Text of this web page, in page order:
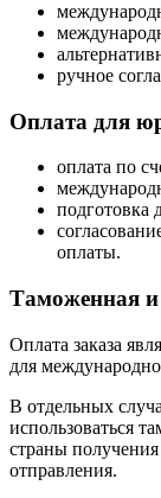
ручное
Оплата для
оплата по
подготовка
оплаты.
Таможенная
Оплата заказа
для
В отдельных
использоваться
страны
отправления.